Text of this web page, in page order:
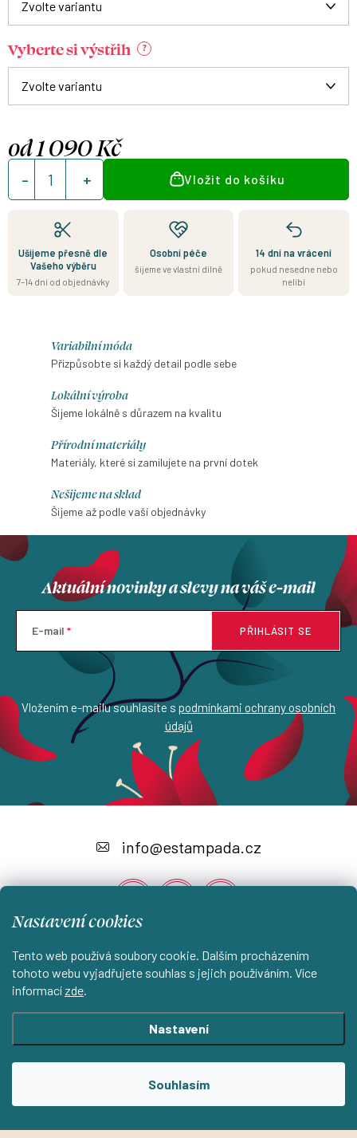
Nastavení cookies
Tento web používá soubory cookie. Dalším procházením
tohoto webu vyjadřujete souhlas s jejich používáním. Více
informací zde.
Nastavení
Souhlasím
Vyberte si výstřih ?
od1 090 Kč
Měrná
cena:
Vložit do košíku
Ušijeme přesně dle
Vašeho výběru
7–14 dní od objednávky
Osobní péče
šijeme ve vlastní dílně
14 dní na vrácení
pokud nesedne nebo
nelíbí
Variabilní móda
Přizpůsobte si každý detail podle sebe
Lokální výroba
Šijeme lokálně s důrazem na kvalitu
Přírodní materiály
Materiály, které si zamilujete na první dotek
Nešijeme na sklad
Šijeme až podle vaší objednávky
Aktuální novinky a slevy na váš e-mail
E-mail
Vložením e-mailu souhlasíte s podmínkami ochrany osobních
údajů
PŘIHLÁSIT SE
p
a
Instagram
info@estampada.cz
Shoptet.cz KantorStudio.cz
Vytvořil Shoptet
ESTAMPADA s.r.o.. Všechna práva vyhrazena.